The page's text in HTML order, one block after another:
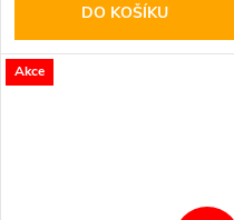
DO KOŠÍKU
Akce